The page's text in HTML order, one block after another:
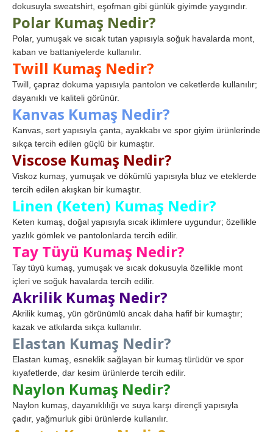
dokusuyla sweatshirt, eşofman gibi günlük giyimde yaygındır.
Polar Kumaş Nedir?
Polar, yumuşak ve sıcak tutan yapısıyla soğuk havalarda mont,
kaban ve battaniyelerde kullanılır.
Twill Kumaş Nedir?
Twill, çapraz dokuma yapısıyla pantolon ve ceketlerde kullanılır;
dayanıklı ve kaliteli görünür.
Kanvas Kumaş Nedir?
Kanvas, sert yapısıyla çanta, ayakkabı ve spor giyim ürünlerinde
sıkça tercih edilen güçlü bir kumaştır.
Viscose Kumaş Nedir?
Viskoz kumaş, yumuşak ve dökümlü yapısıyla bluz ve eteklerde
tercih edilen akışkan bir kumaştır.
Linen (Keten) Kumaş Nedir?
Keten kumaş, doğal yapısıyla sıcak iklimlere uygundur; özellikle
yazlık gömlek ve pantolonlarda tercih edilir.
Tay Tüyü Kumaş Nedir?
Tay tüyü kumaş, yumuşak ve sıcak dokusuyla özellikle mont
içleri ve soğuk havalarda tercih edilir.
Akrilik Kumaş Nedir?
Akrilik kumaş, yün görünümlü ancak daha hafif bir kumaştır;
kazak ve atkılarda sıkça kullanılır.
Elastan Kumaş Nedir?
Elastan kumaş, esneklik sağlayan bir kumaş türüdür ve spor
kıyafetlerde, dar kesim ürünlerde tercih edilir.
Naylon Kumaş Nedir?
Naylon kumaş, dayanıklılığı ve suya karşı dirençli yapısıyla
çadır, yağmurluk gibi ürünlerde kullanılır.